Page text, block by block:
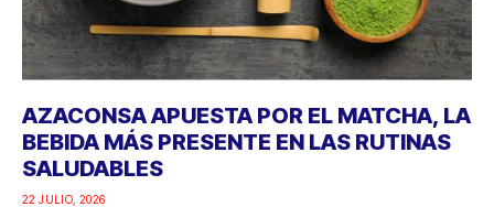
AZACONSA APUESTA POR EL MATCHA, LA
BEBIDA MÁS PRESENTE EN LAS RUTINAS
SALUDABLES
22 JULIO, 2026